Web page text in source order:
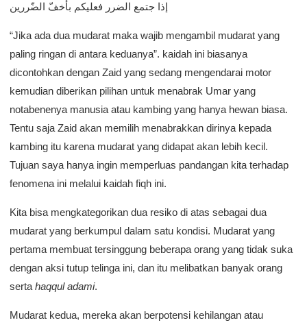
إذا جتمع الضرر فعليكم بأخفّ الضّررين
“Jika ada dua mudarat maka wajib mengambil mudarat yang
paling ringan di antara keduanya”. kaidah ini biasanya
dicontohkan dengan Zaid yang sedang mengendarai motor
kemudian diberikan pilihan untuk menabrak Umar yang
notabenenya manusia atau kambing yang hanya hewan biasa.
Tentu saja Zaid akan memilih menabrakkan dirinya kepada
kambing itu karena mudarat yang didapat akan lebih kecil.
Tujuan saya hanya ingin memperluas pandangan kita terhadap
fenomena ini melalui kaidah fiqh ini.
Kita bisa mengkategorikan dua resiko di atas sebagai dua
mudarat yang berkumpul dalam satu kondisi. Mudarat yang
pertama membuat tersinggung beberapa orang yang tidak suka
dengan aksi tutup telinga ini, dan itu melibatkan banyak orang
serta haqqul adami.
Mudarat kedua, mereka akan berpotensi kehilangan atau